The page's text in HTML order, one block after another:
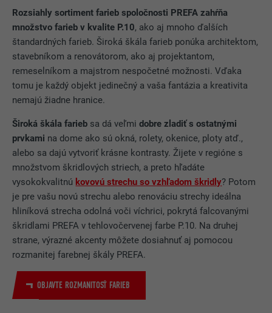
Rozsiahly sortiment farieb spoločnosti PREFA zahŕňa
množstvo farieb v kvalite P.10, ako aj mnoho ďalších
štandardných farieb. Široká škála farieb ponúka architektom,
stavebníkom a renovátorom, ako aj projektantom,
remeselníkom a majstrom nespočetné možnosti. Vďaka
tomu je každý objekt jedinečný a vaša fantázia a kreativita
nemajú žiadne hranice.
Široká škála farieb sa dá veľmidobre zladiť s ostatnými
prvkami na dome ako sú okná, rolety, okenice, ploty atď.,
alebo sa dajú vytvoriť krásne kontrasty. Žijete v regióne s
množstvom škridlových striech, a preto hľadáte
vysokokvalitnú kovovú strechu so vzhľadom škridly? Potom
je pre vašu novú strechu alebo renováciu strechy ideálna
hliníková strecha odolná voči víchrici, pokrytá falcovanými
škridlami PREFA v tehlovočervenej farbe P.10. Na druhej
strane, výrazné akcenty môžete dosiahnuť aj pomocou
rozmanitej farebnej škály PREFA.
OBJAVTE ROZMANITOSŤ FARIEB